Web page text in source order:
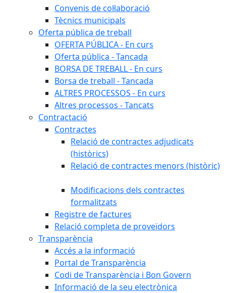
Convenis de col·laboració
Tècnics municipals
Oferta pública de treball
OFERTA PÚBLICA - En curs
Oferta pública - Tancada
BORSA DE TREBALL - En curs
Borsa de treball - Tancada
ALTRES PROCESSOS - En curs
Altres processos - Tancats
Contractació
Contractes
Relació de contractes adjudicats
(històrics)
Relació de contractes menors (històric)
Modificacions dels contractes
formalitzats
Registre de factures
Relació completa de proveïdors
Transparència
Accés a la informació
Portal de Transparència
Codi de Transparència i Bon Govern
Informació de la seu electrònica